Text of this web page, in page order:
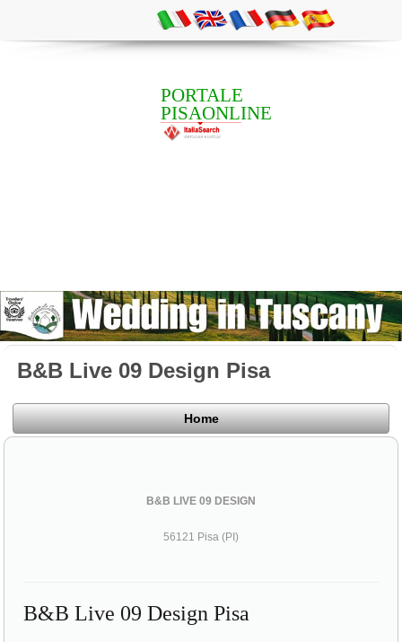
PORTALE
PISAONLINE
B&B Live 09 Design Pisa
Home
B&B LIVE 09 DESIGN
56121 Pisa (PI)
B&B Live 09 Design Pisa